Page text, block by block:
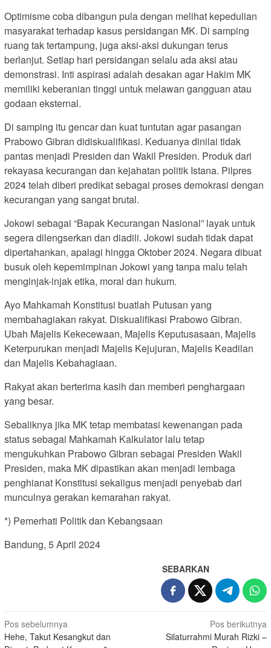
Optimisme coba dibangun pula dengan melihat kepedulian
masyarakat terhadap kasus persidangan MK. Di samping
ruang tak tertampung, juga aksi-aksi dukungan terus
berlanjut. Setiap hari persidangan selalu ada aksi atau
demonstrasi. Inti aspirasi adalah desakan agar Hakim MK
memiliki keberanian tinggi untuk melawan gangguan atau
godaan eksternal.
Di samping itu gencar dan kuat tuntutan agar pasangan
Prabowo Gibran didiskualifikasi. Keduanya dinilai tidak
pantas menjadi Presiden dan Wakil Presiden. Produk dari
rekayasa kecurangan dan kejahatan politik Istana. Pilpres
2024 telah diberi predikat sebagai proses demokrasi dengan
kecurangan yang sangat brutal.
Jokowi sebagai “Bapak Kecurangan Nasional” layak untuk
segera dilengserkan dan diadili. Jokowi sudah tidak dapat
dipertahankan, apalagi hingga Oktober 2024. Negara dibuat
busuk oleh kepemimpinan Jokowi yang tanpa malu telah
menginjak-injak etika, moral dan hukum.
Ayo Mahkamah Konstitusi buatlah Putusan yang
membahagiakan rakyat. Diskualifikasi Prabowo Gibran.
Ubah Majelis Kekecewaan, Majelis Keputusasaan, Majelis
Keterpurukan menjadi Majelis Kejujuran, Majelis Keadilan
dan Majelis Kebahagiaan.
Rakyat akan berterima kasih dan memberi penghargaan
yang besar.
Sebaliknya jika MK tetap membatasi kewenangan pada
status sebagai Mahkamah Kalkulator lalu tetap
mengukuhkan Prabowo Gibran sebagai Presiden Wakil
Presiden, maka MK dipastikan akan menjadi lembaga
penghianat Konstitusi sekaligus menjadi penyebab dari
munculnya gerakan kemarahan rakyat.
*) Pemerhati Politik dan Kebangsaan
Bandung, 5 April 2024
SEBARKAN
Navigasi
pos
Pos sebelumnya
Hehe, Takut Kesangkut dan
Pos berikutnya
Silaturrahmi Murah Rizki –